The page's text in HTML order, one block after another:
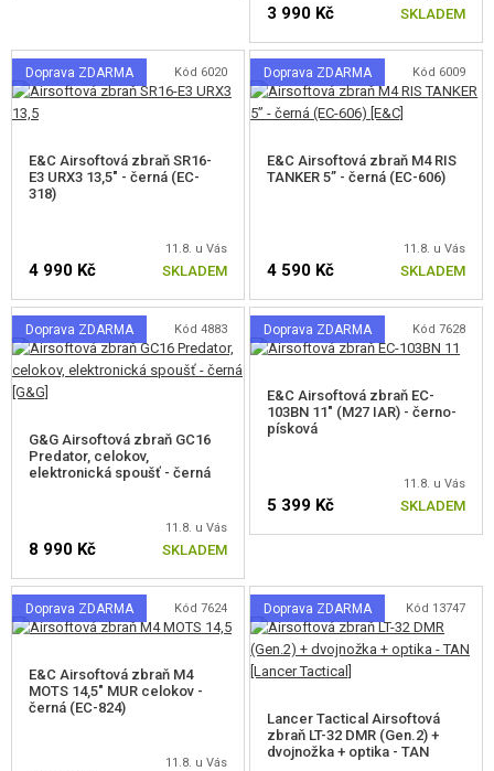
3 990 Kč SKLADEM
Doprava ZDARMA Kód 6020
E&C Airsoftová zbraň SR16-
E3 URX3 13,5" - černá (EC-
318)
11.8. u Vás
4 990 Kč SKLADEM
Doprava ZDARMA Kód 6009
E&C Airsoftová zbraň M4 RIS
TANKER 5” - černá (EC-606)
11.8. u Vás
4 590 Kč SKLADEM
Doprava ZDARMA Kód 4883
G&G Airsoftová zbraň GC16
Predator, celokov,
elektronická spoušť - černá
11.8. u Vás
8 990 Kč SKLADEM
Doprava ZDARMA Kód 7628
E&C Airsoftová zbraň EC-
103BN 11" (M27 IAR) - černo-
písková
11.8. u Vás
5 399 Kč SKLADEM
Doprava ZDARMA Kód 7624
E&C Airsoftová zbraň M4
MOTS 14,5" MUR celokov -
černá (EC-824)
11.8. u Vás
Doprava ZDARMA Kód 13747
Lancer Tactical Airsoftová
zbraň LT-32 DMR (Gen.2) +
dvojnožka + optika - TAN